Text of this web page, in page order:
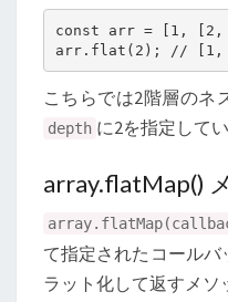
const arr = [1,
arr.flat(2); // [1,
こちらでは2階層のネ
depth に2を指定してい
array.flatMap()
て指定されたコール
ラット化して返すメソ